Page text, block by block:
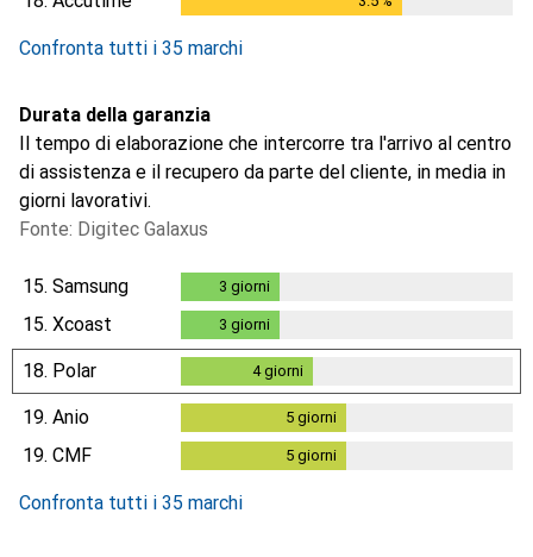
Confronta tutti i 35 marchi
Durata della garanzia
Il tempo di elaborazione che intercorre tra l'arrivo al centro
di assistenza e il recupero da parte del cliente, in media in
giorni lavorativi.
Fonte: Digitec Galaxus
15. Samsung 3 giorni
15. Xcoast 3 giorni
18. Polar 4giorni
19. Anio 5 giorni
19. CMF 5 giorni
Confronta tutti i 35 marchi